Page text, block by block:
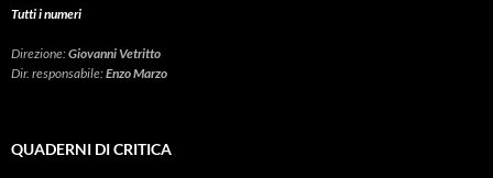
Tutti i numeri
Direzione:Giovanni Vetritto
Dir. responsabile:Enzo Marzo
QUADERNI DI CRITICA